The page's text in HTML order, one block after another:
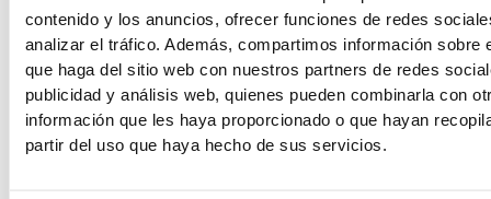
contenido y los anuncios, ofrecer funciones de redes
analizar el tráfico. Además, compartimos información sobre
que haga del sitio web con nuestros partners de redes
publicidad y análisis web, quienes pueden combinarla con
información que les haya proporcionado o que hayan
partir del uso que haya hecho de sus servicios.
Guardia Civil Tropa y Marinería